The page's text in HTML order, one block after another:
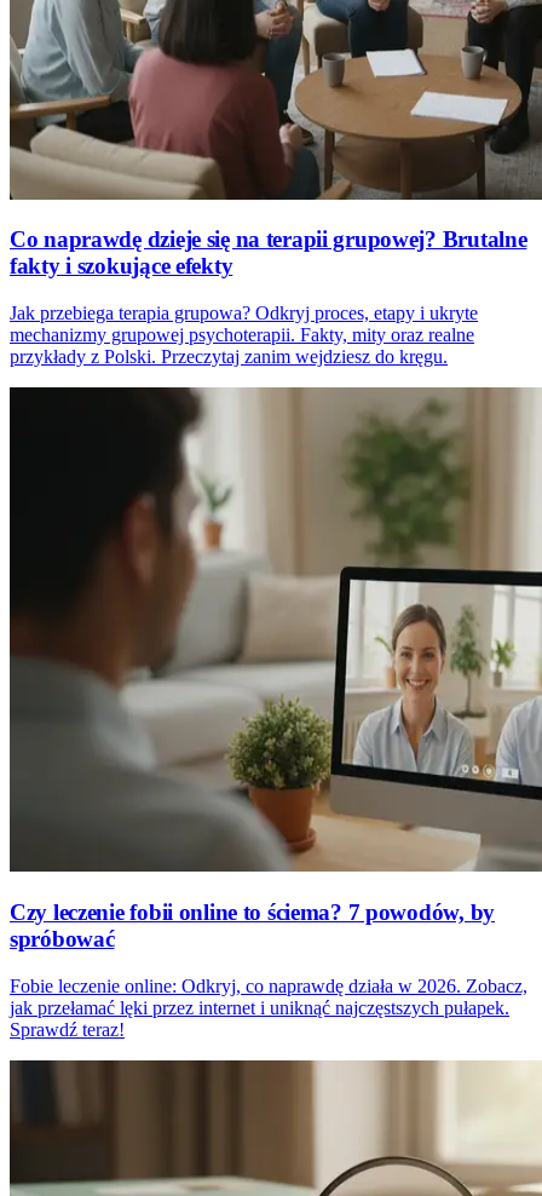
Co naprawdę dzieje się na terapii grupowej? Brutalne
fakty i szokujące efekty
Jak przebiega terapia grupowa? Odkryj proces, etapy i ukryte
mechanizmy grupowej psychoterapii. Fakty, mity oraz realne
przykłady z Polski. Przeczytaj zanim wejdziesz do kręgu.
Czy leczenie fobii online to ściema? 7 powodów, by
spróbować
Fobie leczenie online: Odkryj, co naprawdę działa w 2026. Zobacz,
jak przełamać lęki przez internet i uniknąć najczęstszych pułapek.
Sprawdź teraz!